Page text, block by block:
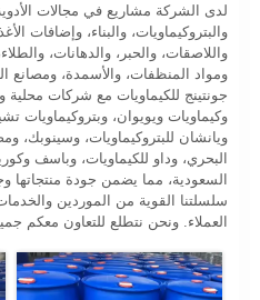
لدى الشركة مشاريع في مجالات
والبتروكيماويات، والبناء، وإضافات
واللاصقات، والحبر، والدهانات،
ومواد المنظفات، والأسمدة، ومصانع
جونتينج للكيماويات مع شركات
وكيماويات ويويوان، وبتروكيماويات
ويانشان للبتروكيماويات، وسينوبك،
البحري، وداو للكيماويات، وباسف
السعودية، مما يضمن جودة منتجاتها
سلسلتنا القوية من الموردين
العملاء. ونحن نتطلع للتعاون معكم